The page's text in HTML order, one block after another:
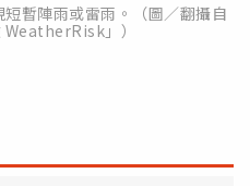
暫陣雨或雷雨。（圖／翻攝自
」）